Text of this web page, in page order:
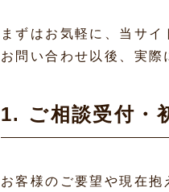
まずはお気軽に、当サイ
お問い合わせ以後、実際
1. ご相談受付・
お客様のご要望や現在